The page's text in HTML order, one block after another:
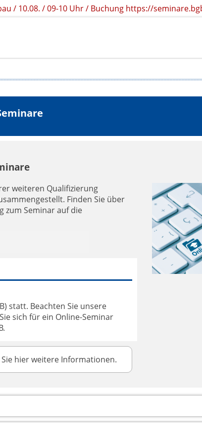
/ 10.08. / 09-10 Uhr / Buchung https://
weiteren Qualifizierung
Finden Sie über
zum Seminar auf die
statt. Beachten Sie unsere
sich für ein Online-Seminar
hier weitere Informationen.